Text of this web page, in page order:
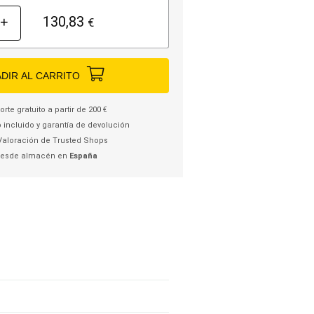
+ 130,83 €
AL CARRITO
gratuito a partir de 200 €
incluido y garantía de devolución
de Trusted Shops
almacén en España